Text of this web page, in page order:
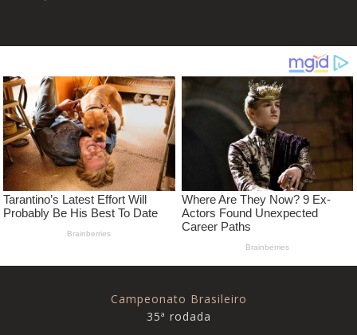
Campeonato Brasileiro
35ª rodada